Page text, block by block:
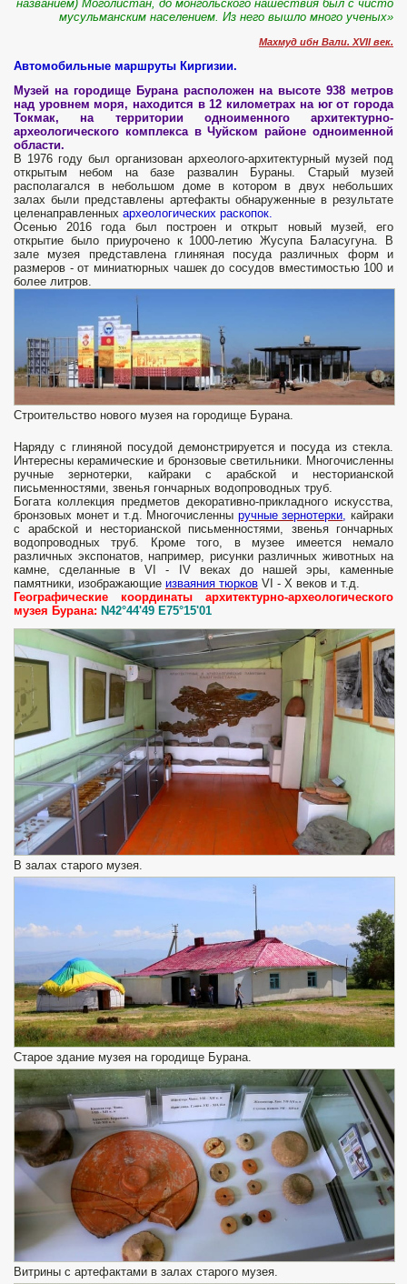
названием) Моголистан, до монгольского нашествия был с чисто
мусульманским населением. Из него вышло много ученых»
Махмуд ибн Вали. XVII век.
Автомобильные маршруты Киргизии.
Музей на городище Бурана расположен на высоте 938 метров
над уровнем моря, находится в 12 километрах на юг от города
Токмак, на территории одноименного архитектурно-
археологического комплекса в Чуйском районе одноименной
области.
В 1976 году был организован археолого-архитектурный музей под
открытым небом на базе развалин Бураны. Старый музей
располагался в небольшом доме в котором в двух небольших
залах были представлены артефакты обнаруженные в результате
целенаправленных археологических раскопок.
Осенью 2016 года был построен и открыт новый музей, его
открытие было приурочено к 1000-летию Жусупа Баласугуна. В
зале музея представлена глиняная посуда различных форм и
размеров - от миниатюрных чашек до сосудов вместимостью 100 и
более литров.
Строительство нового музея на городище Бурана.
Наряду с глиняной посудой демонстрируется и посуда из стекла.
Интересны керамические и бронзовые светильники. Многочисленны
ручные зернотерки, кайраки с арабской и несторианской
письменностями, звенья гончарных водопроводных труб.
Богата коллекция предметов декоративно-прикладного искусства,
бронзовых монет и т.д. Многочисленны ручные зернотерки, кайраки
с арабской и несторианской письменностями, звенья гончарных
водопроводных труб. Кроме того, в музее имеется немало
различных экспонатов, например, рисунки различных животных на
камне, сделанные в VI - IV веках до нашей эры, каменные
памятники, изображающие изваяния тюрков VI - X веков и т.д.
Географические координаты архитектурно-археологического
музея Бурана: N42°44'49 E75°15'01
В залах старого музея.
Старое здание музея на городище Бурана.
Витрины с артефактами в залах старого музея.